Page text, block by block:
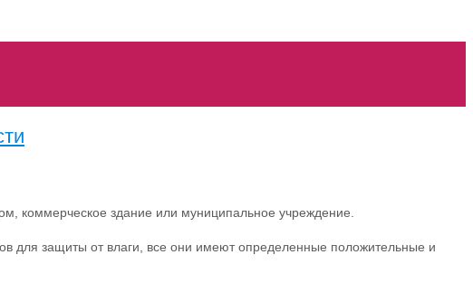
коммерческое здание или муниципальное учреждение.
для защиты от влаги, все они имеют определенные положительные и